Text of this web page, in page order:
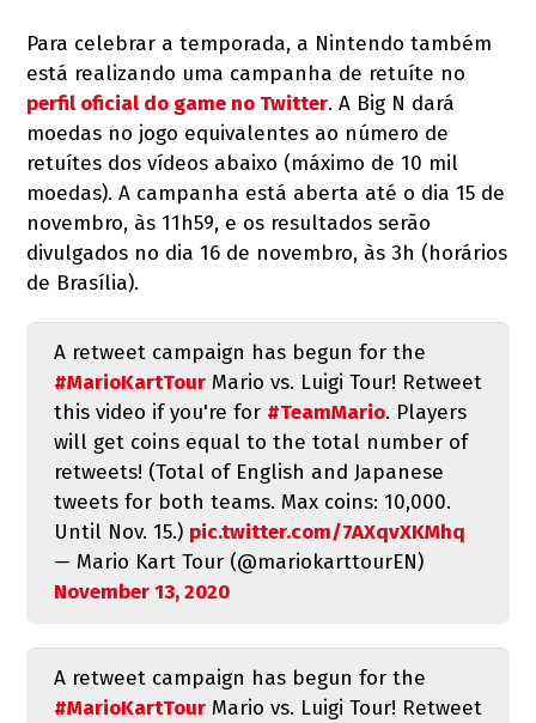
Para celebrar a temporada, a Nintendo também
está realizando uma campanha de retuíte no
perfil oficial do game no Twitter. A Big N dará
moedas no jogo equivalentes ao número de
retuítes dos vídeos abaixo (máximo de 10 mil
moedas). A campanha está aberta até o dia 15 de
novembro, às 11h59, e os resultados serão
divulgados no dia 16 de novembro, às 3h (horários
de Brasília).
A retweet campaign has begun for the
#MarioKartTourMario vs. Luigi Tour! Retweet
this video if you're for #TeamMario. Players
will get coins equal to the total number of
retweets! (Total of English and Japanese
tweets for both teams. Max coins: 10,000.
Until Nov. 15.) pic.twitter.com/7AXqvXKMhq
— Mario Kart Tour (@mariokarttourEN)
November 13, 2020
A retweet campaign has begun for the
#MarioKartTourMario vs. Luigi Tour! Retweet